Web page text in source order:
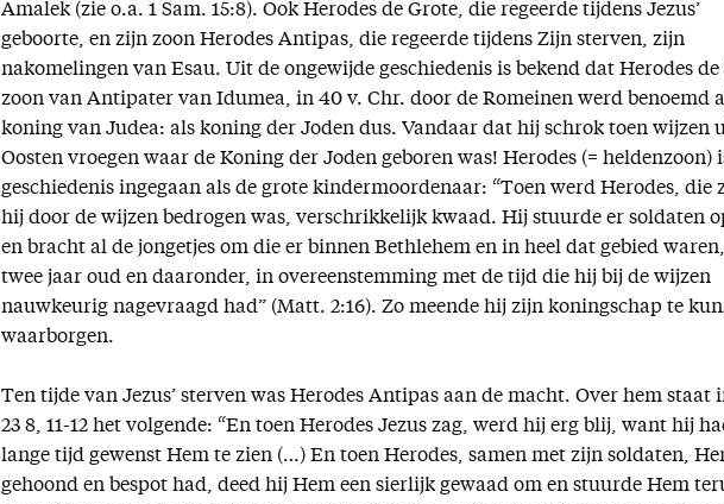
Amalek (zie o.a. 1 Sam. 15:8). Ook Herodes de Grote, die regeerde tijdens Jezus’
geboorte, en zijn zoon Herodes Antipas, die regeerde tijdens Zijn sterven, zijn
nakomelingen van Esau. Uit de ongewijde geschiedenis is bekend dat Herodes de
zoon van Antipater van Idumea, in 40 v. Chr. door de Romeinen werd benoemd
koning van Judea: als koning der Joden dus. Vandaar dat hij schrok toen wijzen
Oosten vroegen waar de Koning der Joden geboren was! Herodes (= heldenzoon)
geschiedenis ingegaan als de grote kindermoordenaar: “Toen werd Herodes, die
hij door de wijzen bedrogen was, verschrikkelijk kwaad. Hij stuurde er soldaten
en bracht al de jongetjes om die er binnen Bethlehem en in heel dat gebied
twee jaar oud en daaronder, in overeenstemming met de tijd die hij bij de wijzen
nauwkeurig nagevraagd had” (Matt. 2:16). Zo meende hij zijn koningschap te
waarborgen.
Ten tijde van Jezus’ sterven was Herodes Antipas aan de macht. Over hem staat
23 8, 11-12 het volgende: “En toen Herodes Jezus zag, werd hij erg blij, want hij
lange tijd gewenst Hem te zien (…) En toen Herodes, samen met zijn soldaten,
gehoond en bespot had, deed hij Hem een sierlijk gewaad om en stuurde Hem